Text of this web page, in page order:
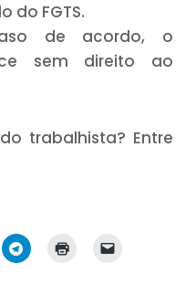
do FGTS.
de acordo, o
sem direito ao
trabalhista? Entre